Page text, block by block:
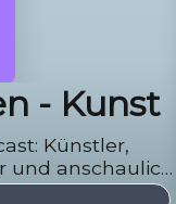
- Kunst
Künstler,
und anschaulich
nur 10 Minuten.